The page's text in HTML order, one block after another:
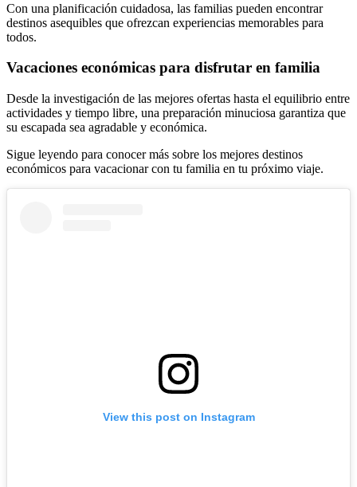
Con una planificación cuidadosa, las familias pueden encontrar
destinos asequibles que ofrezcan experiencias memorables para
todos.
Vacaciones económicas para disfrutar en familia
Desde la investigación de las mejores ofertas hasta el equilibrio entre
actividades y tiempo libre, una preparación minuciosa garantiza que
su escapada sea agradable y económica.
Sigue leyendo para conocer más sobre los mejores destinos
económicos para vacacionar con tu familia en tu próximo viaje.
View this post on Instagram